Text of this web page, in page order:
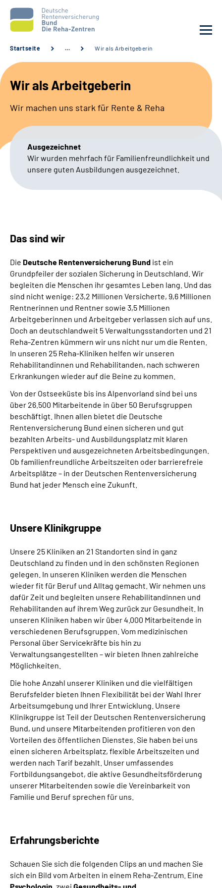
Aktuelles
Unsere Kliniken
Karriere
Sozialdienste & Zuweisende
Startseite … Wir als Arbeitgeberin
Wir als Arbeitgeberin
Wir machen uns stark für Rente & Reha
Ausgezeichnet
Wir wurden mehrfach für Familienfreundlichkeit und
unsere guten Ausbildungen ausgezeichnet.
Das sind wir
Die Deutsche Rentenversicherung Bund ist ein
Grundpfeiler der sozialen Sicherung in Deutschland. Wir
begleiten die Menschen ihr gesamtes Leben lang. Und das
sind nicht wenige: 23,2 Millionen Versicherte, 9,6 Millionen
Rentnerinnen und Rentner sowie 3,5 Millionen
Arbeitgeberinnen und Arbeitgeber verlassen sich auf uns.
Doch an deutschlandweit 5 Verwaltungsstandorten und 21
Reha-Zentren kümmern wir uns nicht nur um die Renten.
In unseren 25 Reha-Kliniken helfen wir unseren
Rehabilitandinnen und Rehabilitanden, nach schweren
Erkrankungen wieder auf die Beine zu kommen.
Von der Ostseeküste bis ins Alpenvorland sind bei uns
über 26.500 Mitarbeitende in über 50 Berufsgruppen
beschäftigt. Ihnen allen bietet die Deutsche
Rentenversicherung Bund einen sicheren und gut
bezahlten Arbeits- und Ausbildungsplatz mit klaren
Perspektiven und ausgezeichneten Arbeitsbedingungen.
Ob familienfreundliche Arbeitszeiten oder barrierefreie
Arbeitsplätze – in der Deutschen Rentenversicherung
Bund hat jeder Mensch eine Zukunft.
Unsere Klinikgruppe
Unsere 25 Kliniken an 21 Standorten sind in ganz
Deutschland zu finden und in den schönsten Regionen
gelegen. In unseren Kliniken werden die Menschen
wieder fit für Beruf und Alltag gemacht. Wir nehmen uns
dafür Zeit und begleiten unsere Rehabilitandinnen und
Rehabilitanden auf ihrem Weg zurück zur Gesundheit. In
unseren Kliniken haben wir über 4.000 Mitarbeitende in
verschiedenen Berufsgruppen. Vom medizinischen
Personal über Servicekräfte bis hin zu
Verwaltungsangestellten – wir bieten Ihnen zahlreiche
Möglichkeiten.
Die hohe Anzahl unserer Kliniken und die vielfältigen
Berufsfelder bieten Ihnen Flexibilität bei der Wahl Ihrer
Arbeitsumgebung und Ihrer Entwicklung. Unsere
Klinikgruppe ist Teil der Deutschen Rentenversicherung
Bund, und unsere Mitarbeitenden profitieren von den
Vorteilen des öffentlichen Dienstes. Sie haben bei uns
einen sicheren Arbeitsplatz, flexible Arbeitszeiten und
werden nach Tarif bezahlt. Unser umfassendes
Fortbildungsangebot, die aktive Gesundheitsförderung
unserer Mitarbeitenden sowie die Vereinbarkeit von
Familie und Beruf sprechen für uns.
Erfahrungsberichte
Schauen Sie sich die folgenden Clips an und machen Sie
sich ein Bild vom Arbeiten in einem Reha-Zentrum. Eine